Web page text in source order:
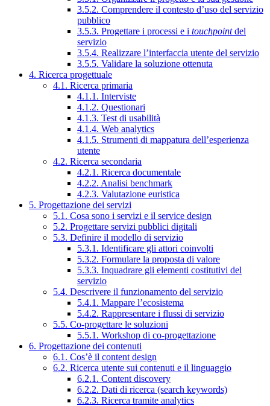
3.5.2. Comprendere il contesto d’uso del servizio
pubblico
3.5.3. Progettare i processi e i touchpointdel
servizio
3.5.4. Realizzare l’interfaccia utente del servizio
3.5.5. Validare la soluzione ottenuta
4. Ricerca progettuale
4.1. Ricerca primaria
4.1.1. Interviste
4.1.2. Questionari
4.1.3. Test di usabilità
4.1.4. Web analytics
4.1.5. Strumenti di mappatura dell’esperienza
utente
4.2. Ricerca secondaria
4.2.1. Ricerca documentale
4.2.2. Analisi benchmark
4.2.3. Valutazione euristica
5. Progettazione dei servizi
5.1. Cosa sono i servizi e il service design
5.2. Progettare servizi pubblici digitali
5.3. Definire il modello di servizio
5.3.1. Identificare gli attori coinvolti
5.3.2. Formulare la proposta di valore
5.3.3. Inquadrare gli elementi costitutivi del
servizio
5.4. Descrivere il funzionamento del servizio
5.4.1. Mappare l’ecosistema
5.4.2. Rappresentare i flussi di servizio
5.5. Co-progettare le soluzioni
5.5.1. Workshop di co-progettazione
6. Progettazione dei contenuti
6.1. Cos’è il content design
6.2. Ricerca utente sui contenuti e il linguaggio
6.2.1. Content discovery
6.2.2. Dati di ricerca (search keywords)
6.2.3. Ricerca tramite analytics